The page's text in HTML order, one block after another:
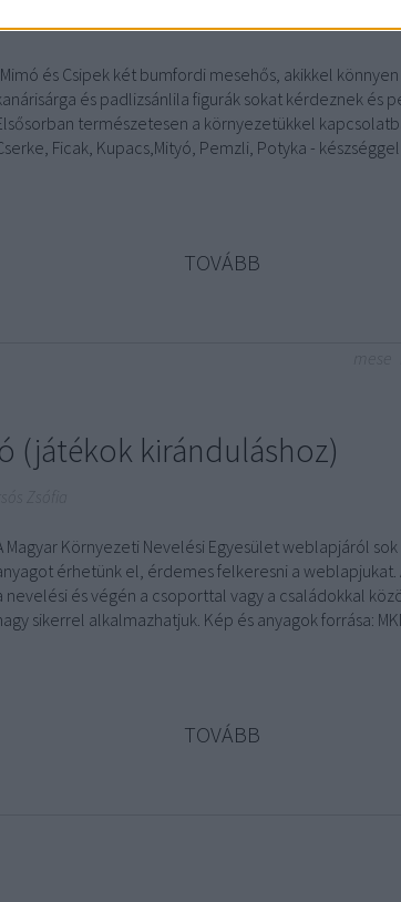
Zsófia
és Csipek két bumfordi mesehős, akikkel
és padlizsánlila figurák sokat kérdeznek és
természetesen a környezetükkel
Ficak, Kupacs,Mityó, Pemzli, Potyka -
TOVÁBB
(játékok kiránduláshoz)
Magyar Környezeti Nevelési Egyesület weblapjáról
érhetünk el, érdemes felkeresni a weblapjukat.
nevelési és végén a csoporttal vagy a családokkal
sikerrel alkalmazhatjuk. Kép és anyagok forrása:
TOVÁBB